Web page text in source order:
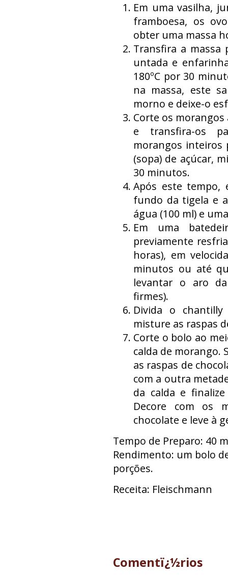
Em uma vasilha,
framboesa, os
obter uma massa
Transfira a massa
untada e
180ºC por 30
na massa, este
morno e deixe-o
Corte os
e transfira-os
morangos inteiros
(sopa) de açúcar,
30 minutos.
Após este tempo,
fundo da tigela e
água (100 ml) e
Em uma
previamente
horas), em
minutos ou até
levantar o aro
firmes).
Divida o
misture as raspas
Corte o bolo ao
calda de morango.
as raspas de
com a outra
da calda e
Decore com os
chocolate e leve à
Tempo de Preparo: 40
Rendimento: um bolo
porções.
Receita: Fleischmann
Comentï¿½rios